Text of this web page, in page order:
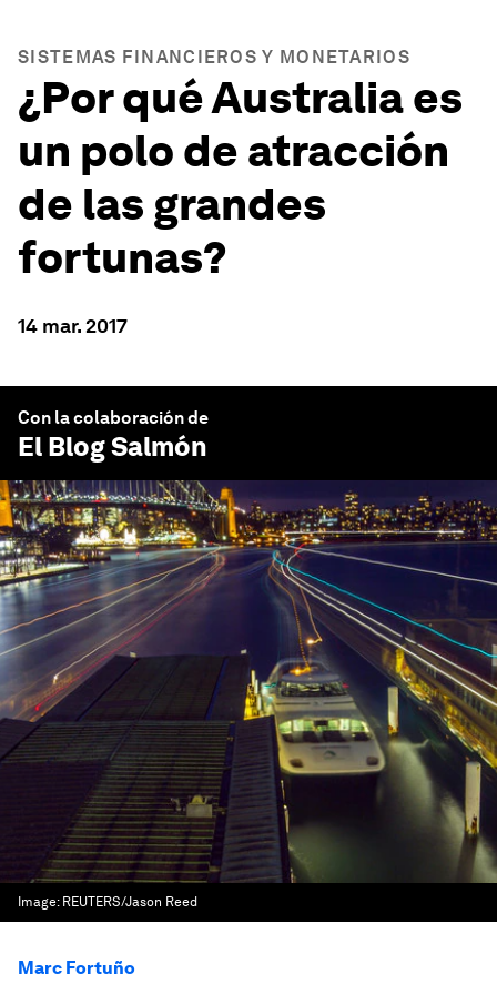
SISTEMAS FINANCIEROS Y MONETARIOS
¿Por qué Australia es
un polo de atracción
de las grandes
fortunas?
14 mar. 2017
Con la colaboración de
El Blog Salmón
Image: REUTERS/Jason Reed
Marc Fortuño